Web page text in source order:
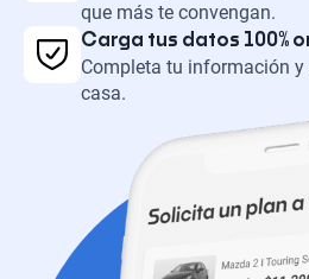
que más te convengan.
Carga tus datos 100%
Completa tu información
casa.